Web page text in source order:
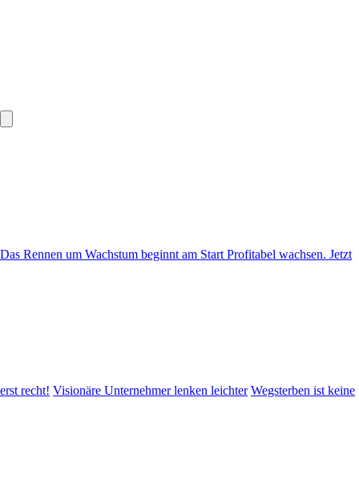
Das Rennen um Wachstum beginnt am Start Profitabel wachsen. Jetzt
erst recht! Visionäre Unternehmer lenken leichter Wegsterben ist keine